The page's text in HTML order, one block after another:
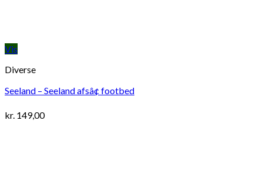
Vis
Diverse
Seeland – Seeland afsâ¢ footbed
kr. 149,00